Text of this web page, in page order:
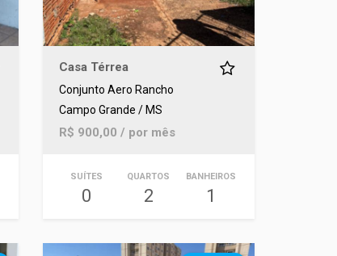
Casa Térrea
Conjunto Aero Rancho
Campo Grande / MS
R$ 900,00 / por mês
SUÍTES
0
QUARTOS
2
BANHEIROS
1